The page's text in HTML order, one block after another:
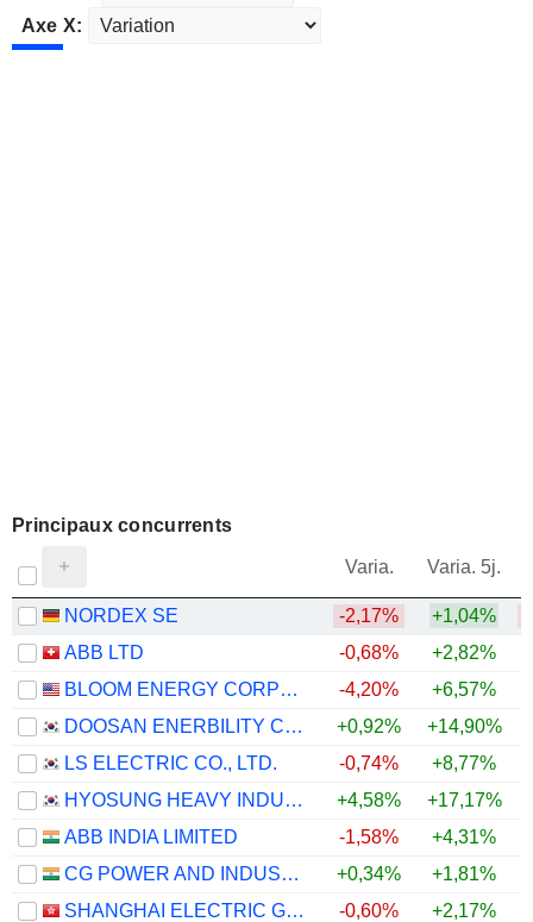
Axe X:
Principaux concurrents
Varia. Varia. 5j.
NORDEX SE
-2,17% +1,04%
ABB LTD
-0,68% +2,82%
BLOOM ENERGY CORPORATION
-4,20% +6,57%
DOOSAN ENERBILITY CO., LTD.
+0,92% +14,90%
LS ELECTRIC CO., LTD.
-0,74% +8,77%
HYOSUNG HEAVY INDUSTRIES CORPORATION
+4,58% +17,17%
ABB INDIA LIMITED
-1,58% +4,31%
CG POWER AND INDUSTRIAL SOLUTIONS LIMITED
+0,34% +1,81%
SHANGHAI ELECTRIC GROUP COMPANY LIMITED
-0,60% +2,17%